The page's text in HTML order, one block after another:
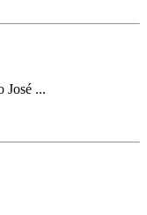
José ...